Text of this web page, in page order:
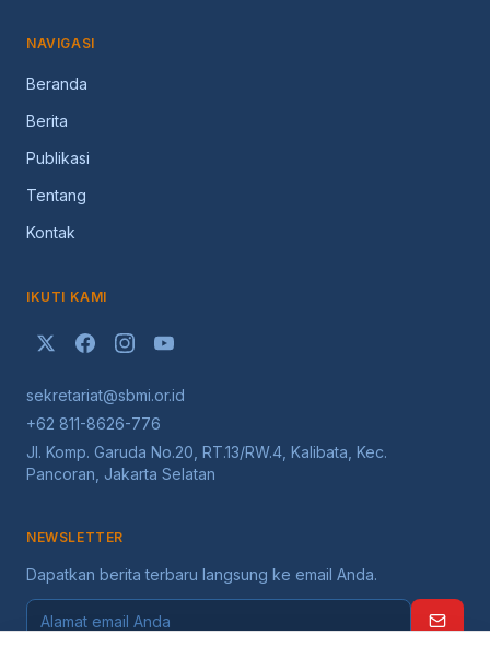
NAVIGASI
Beranda
Berita
Publikasi
Tentang
Kontak
IKUTI KAMI
sekretariat@sbmi.or.id
+62 811-8626-776
Jl. Komp. Garuda No.20, RT.13/RW.4, Kalibata, Kec.
Pancoran, Jakarta Selatan
NEWSLETTER
Dapatkan berita terbaru langsung ke email Anda.